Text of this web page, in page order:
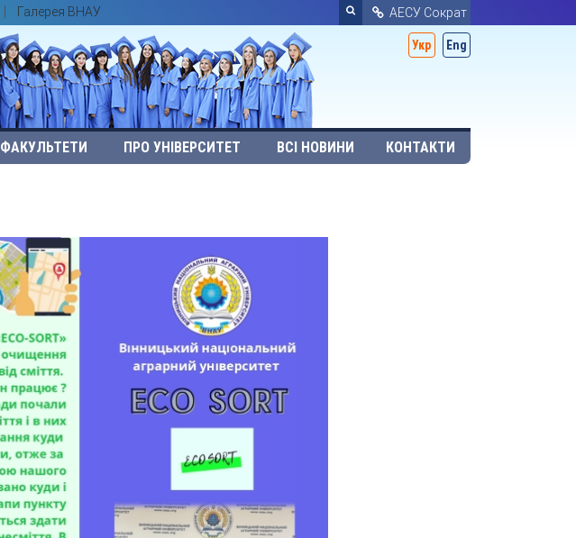
Галерея ВНАУ АЕСУ Сократ
Укр Eng
ФАКУЛЬТЕТИ ПРО УНІВЕРСИТЕТ ВСІ НОВИНИ КОНТАКТИ